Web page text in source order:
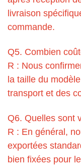
livraison
commande.
Q5. Combien
R : Nous
la taille du
transport et des
Q6. Quelles sont
R : En général,
exportées
bien fixées pour